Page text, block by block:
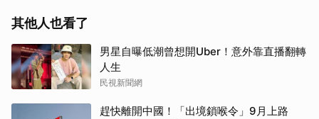
其他人也看了
男星自曝低潮曾想開Uber！意外靠直播翻轉
人生
民視新聞網
趕快離開中國！「出境鎖喉令」9月上路